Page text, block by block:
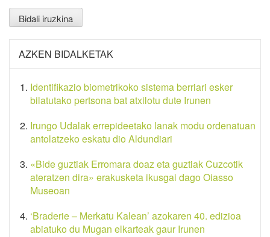
AZKEN BIDALKETAK
Identifikazio biometrikoko sistema berriari esker
bilatutako pertsona bat atxilotu dute Irunen
Irungo Udalak errepideetako lanak modu ordenatuan
antolatzeko eskatu dio Aldundiari
«Bide guztiak Erromara doaz eta guztiak Cuzcotik
ateratzen dira» erakusketa ikusgai dago Oiasso
Museoan
‘Braderie – Merkatu Kalean’ azokaren 40. edizioa
abiatuko du Mugan elkarteak gaur Irunen